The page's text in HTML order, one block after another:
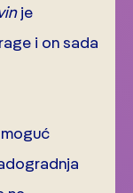
je
i on sada